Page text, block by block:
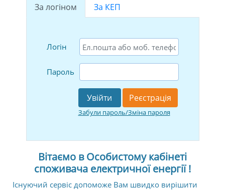
Вітаємо в Особистому кабінеті
споживача електричної енергії !
Існуючий сервіс допоможе Вам швидко вирішити
За логіном За КЕП
Логін
Пароль
Увійти Реєстрацiя
Забули пароль/Зміна пароля